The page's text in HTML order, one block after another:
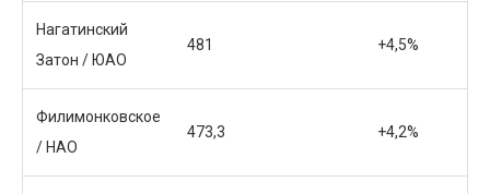
Нагатинский
Затон / ЮАО
481 +4,5%
Филимонковское
/ НАО
473,3 +4,2%